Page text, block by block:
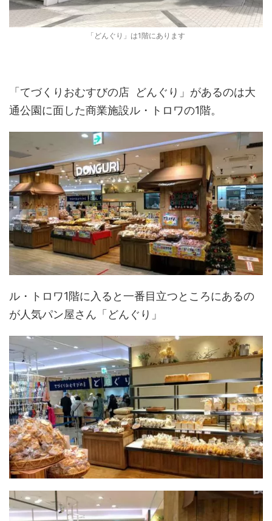
「どんぐり」は1階にあります
「てづくりおむすびの店 どんぐり」があるのは大
通公園に面した商業施設ル・トロワの1階。
ル・トロワ1階に入ると一番目立つところにあるの
が人気パン屋さん「どんぐり」